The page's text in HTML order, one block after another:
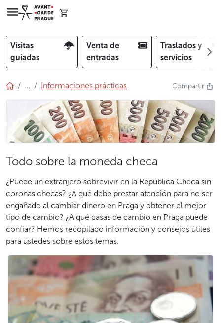
Visitas
guiadas
Venta de
entradas
Traslados y
servicios
… Informaciones prácticas Compartir
Todo sobre la moneda checa
¿Puede un extranjero sobrevivir en la República Checa sin
coronas checas? ¿A qué debe prestar atención para no ser
engañado al cambiar dinero en Praga y obtener el mejor
tipo de cambio? ¿A qué casas de cambio en Praga puede
confiar? Hemos recopilado información y consejos útiles
para ustedes sobre estos temas.